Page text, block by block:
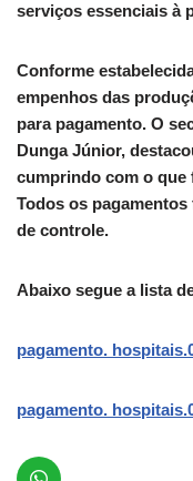
serviços essenciais à
Conforme
empenhos das
para pagamento. O
Dunga Júnior,
cumprindo com o que
Todos os
de controle.
Abaixo segue a lista
pagamento.
pagamento.